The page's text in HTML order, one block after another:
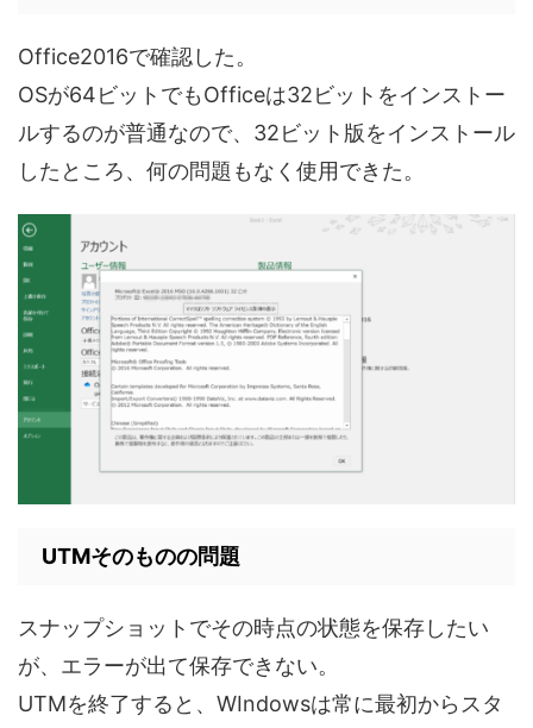
Office2016で確認した。
OSが64ビットでもOfficeは32ビットをインストー
ルするのが普通なので、32ビット版をインストール
したところ、何の問題もなく使用できた。
UTMそのものの問題
スナップショットでその時点の状態を保存したい
が、エラーが出て保存できない。
UTMを終了すると、WIndowsは常に最初からスタ